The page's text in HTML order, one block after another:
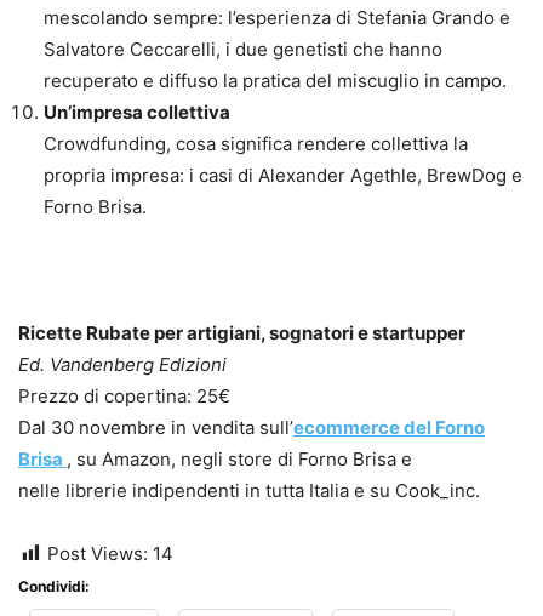
mescolando sempre: l’esperienza di Stefania Grando e
Salvatore Ceccarelli, i due genetisti che hanno
recuperato e diffuso la pratica del miscuglio in campo.
Un’impresa collettiva
Crowdfunding, cosa significa rendere collettiva la
propria impresa: i casi di Alexander Agethle, BrewDog e
Forno Brisa.
Ricette Rubate per artigiani, sognatori e startupper
Ed. Vandenberg Edizioni
Prezzo di copertina: 25€
Dal 30 novembre in vendita sull’ecommerce del Forno
Brisa , su Amazon, negli store di Forno Brisa e
nelle librerie indipendenti in tutta Italia e su Cook_inc.
Post Views: 14
Condividi: